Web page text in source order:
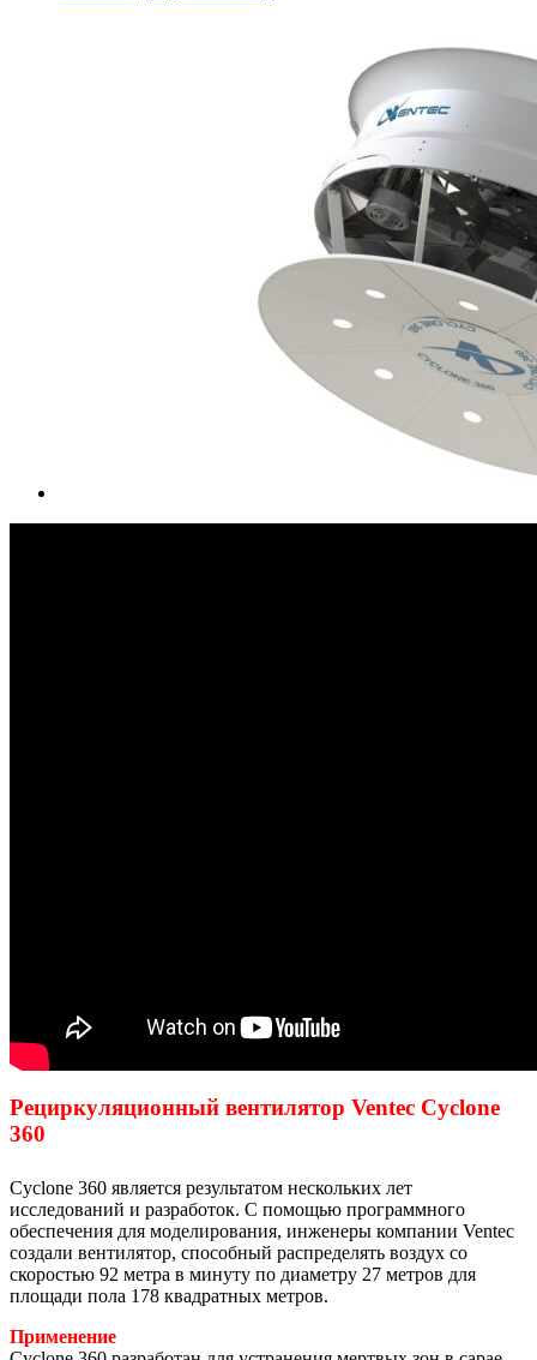
Рециркуляционный вентилятор Ventec Cyclone
360
Cyclone 360 ​​является результатом нескольких лет
исследований и разработок. С помощью программного
обеспечения для моделирования, инженеры компании Ventec
создали вентилятор, способный распределять воздух со
скоростью 92 метра в минуту по диаметру 27 метров для
площади пола 178 квадратных метров.
Применение